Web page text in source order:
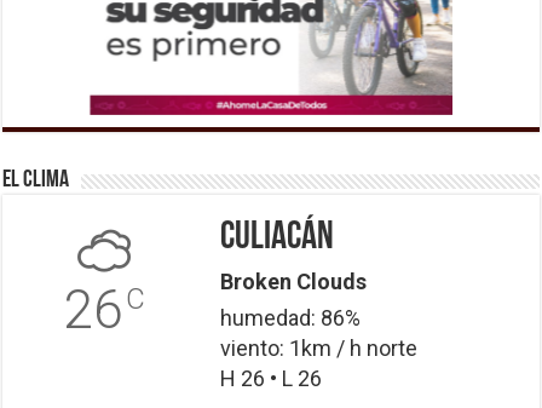
El Clima
26C
Culiacán
Broken Clouds
humedad: 86%
viento: 1km / h norte
H 26 • L 26